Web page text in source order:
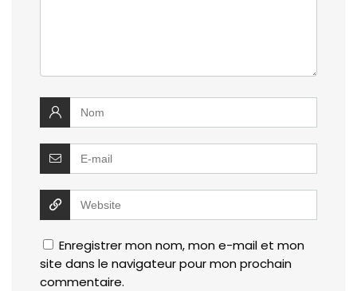
Enregistrer mon nom, mon e-mail et mon
site dans le navigateur pour mon prochain
commentaire.